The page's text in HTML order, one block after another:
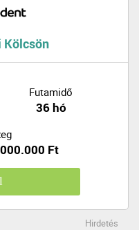
Kölcsön
Futamidő
36 hó
Ft
Hirdetés